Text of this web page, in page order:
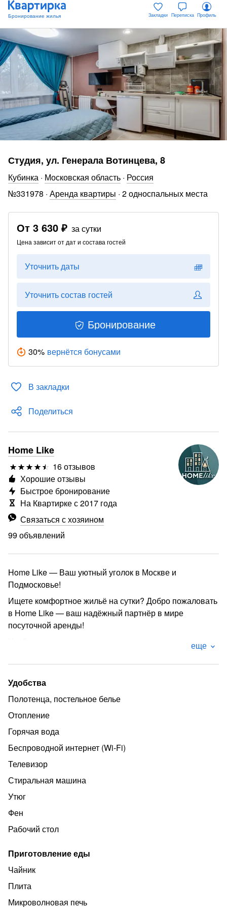
Закладки Переписка Профиль
Студия, ул. Генерала Вотинцева, 8
Кубинка · Московская область · Россия
№331978 · Аренда квартиры · 2 односпальных места
От 3 630 ₽ за сутки
Цена зависит от дат и состава гостей
Уточнить даты
Уточнить состав гостей
Бронирование
30% вернётся бонусами
В закладки
Поделиться
Home Like
16 отзывов
Связаться с хозяином
99 объявлений
Хорошие отзывы
Быстрое бронирование
На Квартирке с 2017 года
Home Like — Ваш уютный уголок в Москве и
Подмосковье!
Ищете комфортное жильё на сутки? Добро пожаловать
в Home Like — ваш надёжный партнёр в мире
посуточной аренды!
Дистанционный формат — никаких лишних встреч
Прозрачные условия — всё просто и понятно
География нашего сервиса:
Москва
Новоивановское
Одинцово
Краснознаменск
Филимонковское (Новая Москва)
Кубинка
Воскресенск
Процесс заселения:
Бронирование онлайн
Заключение онлайн договора-оферты (потребуется
еще
Удобства
Полотенца, постельное белье
Отопление
Горячая вода
Беспроводной интернет (Wi‑Fi)
Телевизор
Стиральная машина
Утюг
Фен
Рабочий стол
Приготовление еды
Чайник
Плита
Микроволновая печь